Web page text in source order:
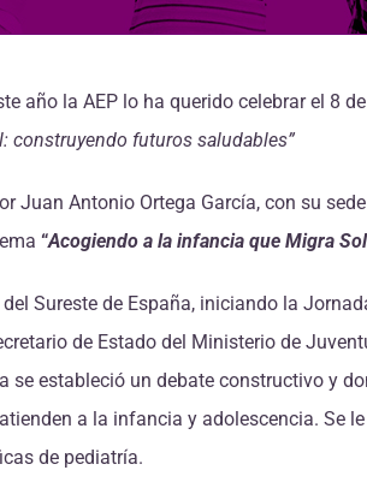
año la AEP lo ha querido celebrar el 8 de
construyendo futuros saludables”
Juan Antonio Ortega García, con su
“Acogiendo a la infancia que Migra
Sureste de España, iniciando la
de Estado del Ministerio de
se estableció un debate constructivo y
a la infancia y adolescencia. Se le
de pediatría.